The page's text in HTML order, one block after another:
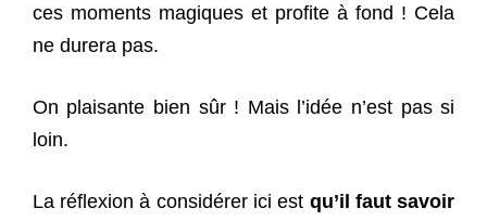
ces moments magiques et profite à fond ! Cela
ne durera pas.
On plaisante bien sûr ! Mais l’idée n’est pas si
loin.
La réflexion à considérer ici est qu’il faut savoir